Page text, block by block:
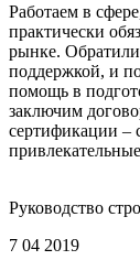
Работаем в
практически
рынке.
поддержкой, и
помощь в
заключим
сертификации –
Руководство
7 04 2019